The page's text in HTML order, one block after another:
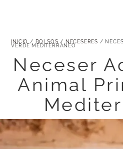
INICIO / BOLSOS / NECESERES /
VERDE MEDITERRÁNEO
Neceser
Animal